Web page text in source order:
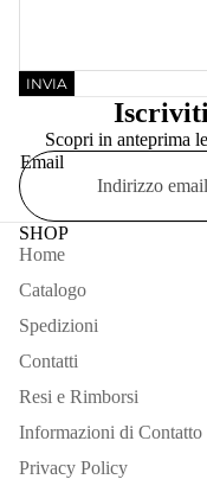
INVIA
Scopri in anteprima
Email
SHOP
Home
Catalogo
Spedizioni
Contatti
Resi e Rimborsi
Informazioni di Contatto
Privacy Policy